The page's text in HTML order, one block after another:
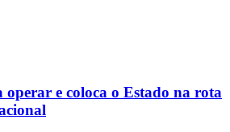
operar e coloca o Estado na rota